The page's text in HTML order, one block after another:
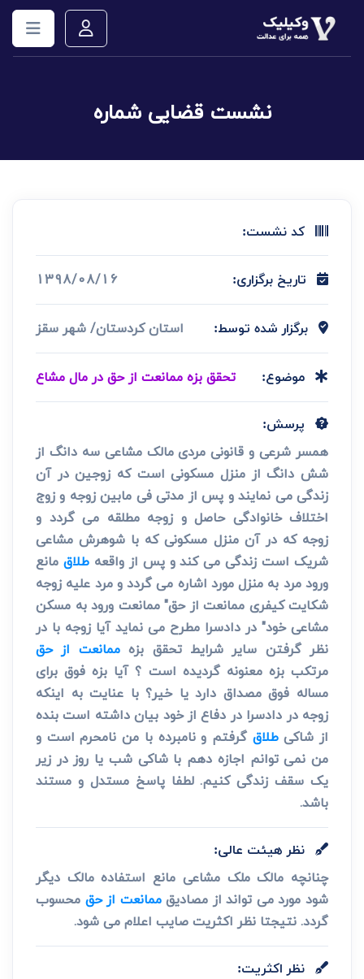
نشست قضایی شماره
کد نشست:
تاریخ برگزاری: 1398/08/16
برگزار شده توسط: استان کردستان/ شهر سقز
موضوع: تحقق بزه ممانعت از حق در مال مشاع
پرسش:
همسر شرعی و قانونی مردی مالک مشاعی سه دانگ از
شش دانگ از منزل مسکونی است که زوجین در آن
زندگی می نمایند و پس از مدتی فی مابین زوجه و زوج
اختلاف خانوادگی حاصل و زوجه مطلقه می گردد و
زوجه که در آن منزل مسکونی که با شوهرش مشاعی
شریک است زندگی می کند و پس از واقعهطلاق مانع
ورود مرد به منزل مورد اشاره می گردد و مرد علیه زوجه
شکایت کیفری ممانعت از حق" ممانعت ورود به مسکن
مشاعی خود" در دادسرا مطرح می نماید آیا زوجه با در
نظر گرفتن سایر شرایط تحقق بزهممانعت از حق
مرتکب بزه معنونه گردیده است ؟ آیا بزه فوق برای
مساله فوق مصداق دارد یا خیر؟ با عنایت به اینکه
زوجه در دادسرا در دفاع از خود بیان داشته است بنده
از شاکیطلاق گرفتم و نامبرده با من نامحرم است و
من نمی توانم اجازه دهم با شاکی شب یا روز در زیر
یک سقف زندگی کنیم. لطفا پاسخ مستدل و مستند
باشد.
نظر هیئت عالی:
چنانچه مالک ملک مشاعی مانع استفاده مالک دیگر
شود مورد می تواند از مصادیقممانعت از حق محسوب
گردد. نتیجتا نظر اکثریت صایب اعلام می شود.
نظر اکثریت: